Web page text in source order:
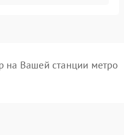
на Вашей станции метро